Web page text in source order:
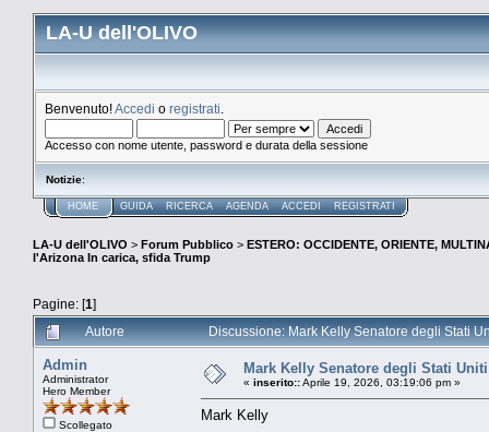
LA-U dell'OLIVO
Benvenuto!Accedi o registrati
Accesso con nome utente, password e durata della sessione
Notizie:
HOME GUIDA RICERCA AGENDA ACCEDI REGISTRATI
LA-U dell'OLIVO > Forum Pubblico > ESTERO: OCCIDENTE, ORIENTE,
l'Arizona In carica, sfida Trump
Pagine: [1]
Autore
Discussione: Mark Kelly Senatore degli Stati
Admin
Administrator
Hero Member
Scollegato
Mark Kelly Senatore degli Stati
« inserito::Aprile 19, 2026, 03:19:06 pm »
Mark Kelly